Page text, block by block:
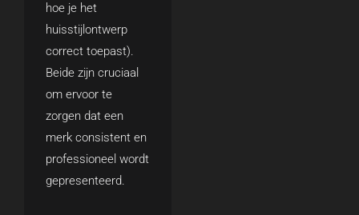
hoe je het
huisstijlontwerp
correct toepast).
Beide zijn cruciaal
om ervoor te
zorgen dat een
merk consistent en
professioneel wordt
gepresenteerd.